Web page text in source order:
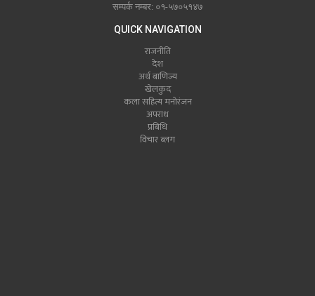
सम्पर्क नम्बर: ०१-५७०५१४७
QUICK NAVIGATION
राजनीति
देश
अर्थ बाणिज्य
खेलकुद
कला सहित्य मनोरंजन
अपराध
प्रबिधि
विचार ब्लग